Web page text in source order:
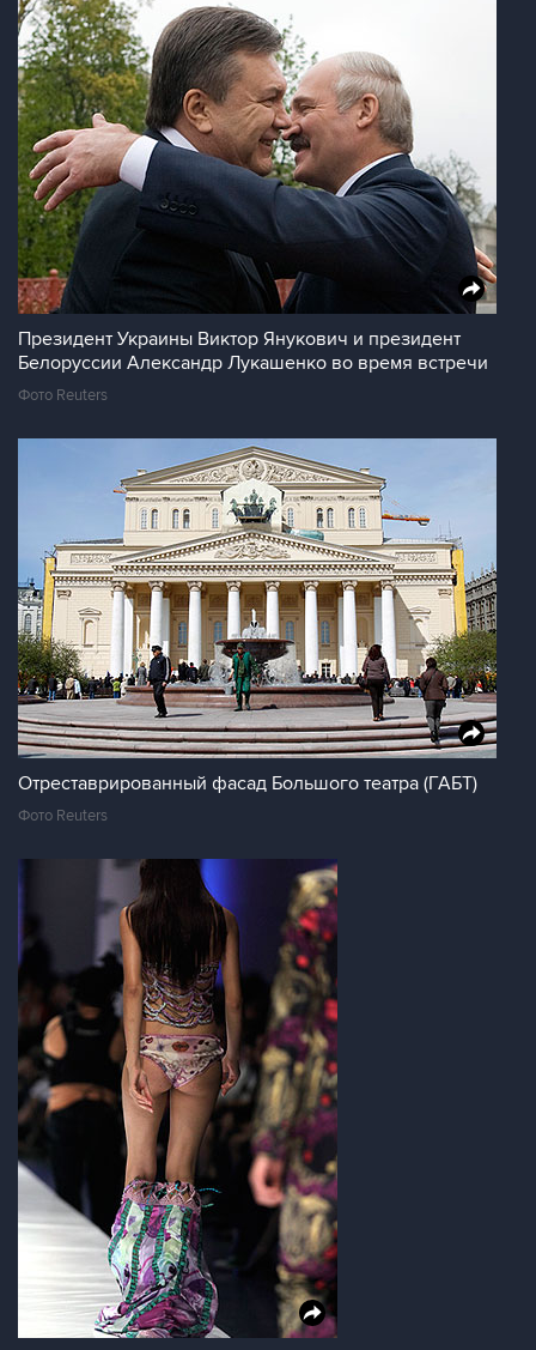
Президент Украины Виктор Янукович и президент
Белоруссии Александр Лукашенко во время встречи
Фото Reuters
Отреставрированный фасад Большого театра (ГАБТ)
Фото Reuters